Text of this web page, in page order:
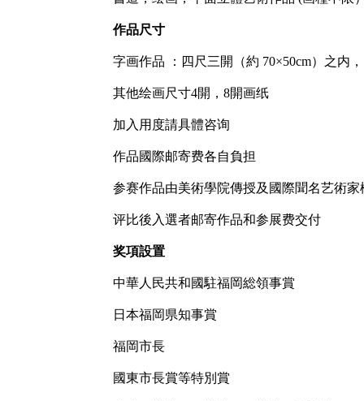
作品尺寸
字画作品 ：四尺三開（約 70×50cm）之内，
其他绘画尺寸4開，8開画纸
加入用度請具體咨询
作品國際邮寄费各自負担
参赛作品由美術學院傳授及國際聞名艺術家
评比後入選者邮寄作品和参展费交付
奖項設置
中華人民共和國駐福岡総領事賞
日本福岡県知事賞
福岡市長
國東市長賞等特別賞